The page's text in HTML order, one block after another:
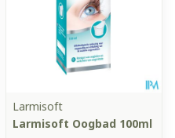
Larmisoft
Larmisoft Oogbad 100ml